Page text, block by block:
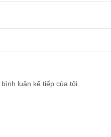
luận kế tiếp của tôi.